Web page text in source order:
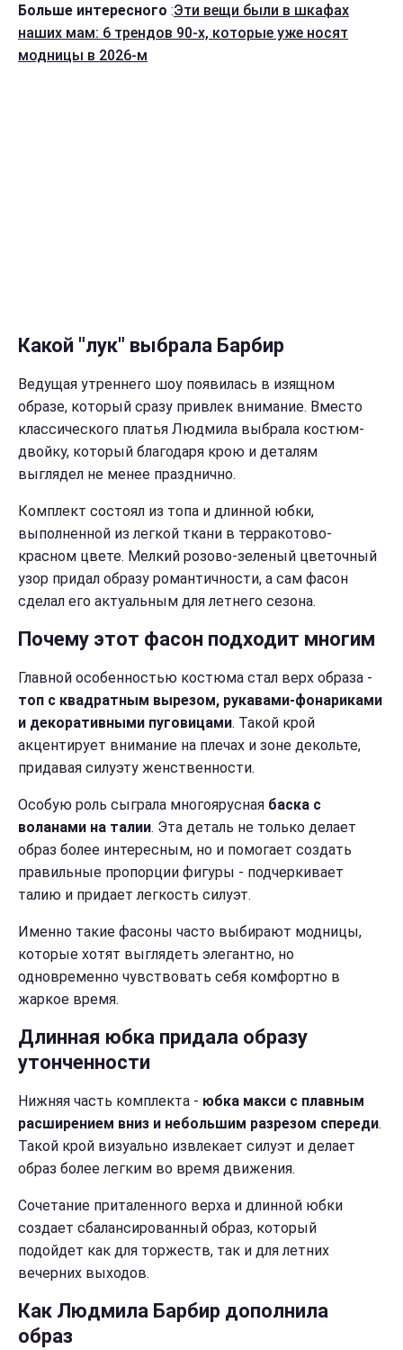
Больше интересного :Эти вещи были в шкафах
наших мам: 6 трендов 90-х, которые уже носят
модницы в 2026-м
Какой "лук" выбрала Барбир
Ведущая утреннего шоу появилась в изящном
образе, который сразу привлек внимание. Вместо
классического платья Людмила выбрала костюм-
двойку, который благодаря крою и деталям
выглядел не менее празднично.
Комплект состоял из топа и длинной юбки,
выполненной из легкой ткани в терракотово-
красном цвете. Мелкий розово-зеленый цветочный
узор придал образу романтичности, а сам фасон
сделал его актуальным для летнего сезона.
Почему этот фасон подходит многим
Главной особенностью костюма стал верх образа -
топ с квадратным вырезом, рукавами-фонариками
и декоративными пуговицами. Такой крой
акцентирует внимание на плечах и зоне декольте,
придавая силуэту женственности.
Особую роль сыграла многоярусная баска с
воланами на талии. Эта деталь не только делает
образ более интересным, но и помогает создать
правильные пропорции фигуры - подчеркивает
талию и придает легкость силуэт.
Именно такие фасоны часто выбирают модницы,
которые хотят выглядеть элегантно, но
одновременно чувствовать себя комфортно в
жаркое время.
Длинная юбка придала образу
утонченности
Нижняя часть комплекта - юбка макси с плавным
расширением вниз и небольшим разрезом спереди.
Такой крой визуально извлекает силуэт и делает
образ более легким во время движения.
Сочетание приталенного верха и длинной юбки
создает сбалансированный образ, который
подойдет как для торжеств, так и для летних
вечерних выходов.
Как Людмила Барбир дополнила
образ